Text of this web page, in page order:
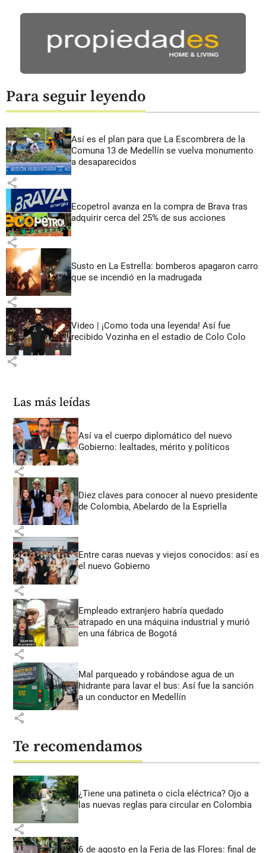
Para seguir leyendo
Así es el plan para que La Escombrera de la
Comuna 13 de Medellín se vuelva monumento
a desaparecidos
share
Ecopetrol avanza en la compra de Brava tras
adquirir cerca del 25% de sus acciones
share
Susto en La Estrella: bomberos apagaron carro
que se incendió en la madrugada
share
Video | ¡Como toda una leyenda! Así fue
recibido Vozinha en el estadio de Colo Colo
share
Las más leídas
Así va el cuerpo diplomático del nuevo
Gobierno: lealtades, mérito y políticos
share
Diez claves para conocer al nuevo presidente
de Colombia, Abelardo de la Espriella
share
Entre caras nuevas y viejos conocidos: así es
el nuevo Gobierno
share
Empleado extranjero habría quedado
atrapado en una máquina industrial y murió
en una fábrica de Bogotá
share
Mal parqueado y robándose agua de un
hidrante para lavar el bus: Así fue la sanción
a un conductor en Medellín
share
Te recomendamos
¿Tiene una patineta o cicla eléctrica? Ojo a
las nuevas reglas para circular en Colombia
share
6 de agosto en la Feria de las Flores: final de